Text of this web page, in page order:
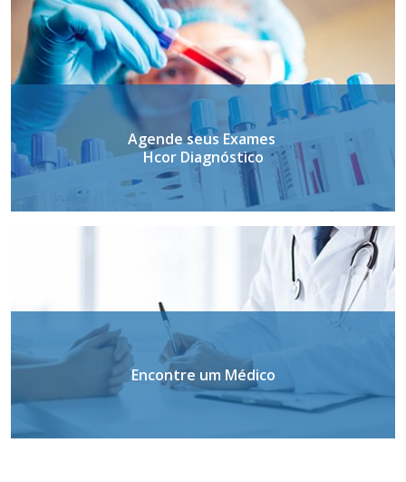
Agende seus Exames
Hcor Diagnóstico
Encontre um Médico